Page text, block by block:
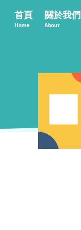
首頁
Home
關於我們
About